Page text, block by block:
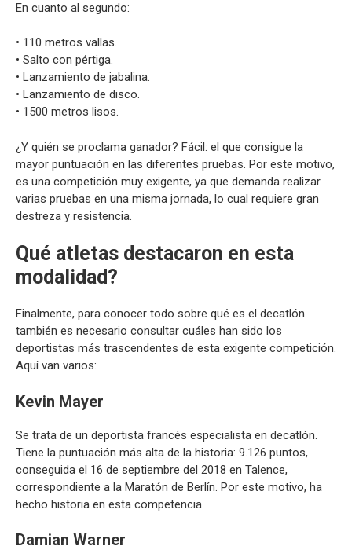
En cuanto al segundo:
• 110 metros vallas.
• Salto con pértiga.
• Lanzamiento de jabalina.
• Lanzamiento de disco.
• 1500 metros lisos.
¿Y quién se proclama ganador? Fácil: el que consigue la
mayor puntuación en las diferentes pruebas. Por este motivo,
es una competición muy exigente, ya que demanda realizar
varias pruebas en una misma jornada, lo cual requiere gran
destreza y resistencia.
Qué atletas destacaron en esta
modalidad?
Finalmente, para conocer todo sobre qué es el decatlón
también es necesario consultar cuáles han sido los
deportistas más trascendentes de esta exigente competición.
Aquí van varios:
Kevin Mayer
Se trata de un deportista francés especialista en decatlón.
Tiene la puntuación más alta de la historia: 9.126 puntos,
conseguida el 16 de septiembre del 2018 en Talence,
correspondiente a la Maratón de Berlín. Por este motivo, ha
hecho historia en esta competencia.
Damian Warner